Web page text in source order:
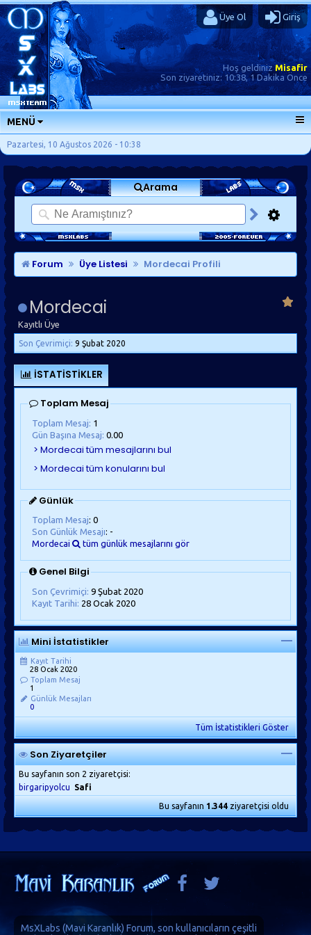
Üye Ol Giriş
Hoş geldinizMisafir
Son ziyaretiniz: 10:38, 1 Dakika Önce
MENÜ
ANA SAYFA
FORUMLAR
SORU-CEVAP
GÜNLÜKLER
SON MESAJLAR
KISAYOLLAR
Pazartesi, 10 Ağustos 2026 - 10:38
Arama
Forum Üye Listesi Mordecai Profili
Mordecai
Kayıtlı Üye
Son Çevrimiçi: 9 Şubat 2020
İSTATISTIKLER
Toplam Mesaj
Toplam Mesaj: 1
Gün Başına Mesaj: 0.00
Günlük
Toplam Mesaj: 0
Son Günlük Mesajı : -
Mordecai
tüm günlük mesajlarını gör
Genel Bilgi
Son Çevrimiçi: 9 Şubat 2020
Kayıt Tarihi: 28 Ocak 2020
Mini İstatistikler
Kayıt Tarihi
28 Ocak 2020
Toplam Mesaj
1
Günlük Mesajları
0
Tüm İstatistikleri Göster
Son Ziyaretçiler
Bu sayfanın son 2 ziyaretçisi:
birgaripyolcu
Safi
Bu sayfanın1.344ziyaretçisi oldu
MsXLabs (Mavi Karanlık) Forum, son kullanıcıların çeşitli